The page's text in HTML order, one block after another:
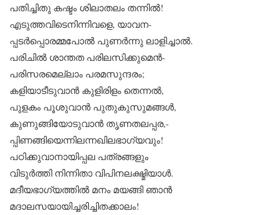
പതിച്ചിതു കഷ്ടം ശിലാതലം തന്നിൽ!
എടുത്തവിടെനിന്നിവളെ, യാവന-
പ്പടർപ്പൊരമ്മപോൽ പുണർന്നു ലാളിച്ചാൽ.
പരിചിൽ ശാന്തത പരിലസിക്കുമെൻ-
പരിസരമെല്ലാം പരമസുന്ദരം;
കളിയാടീടുവാൻ കുളിരിളം തെന്നൽ,
പുളകം പൂശുവാൻ പുതുകുസുമങ്ങൾ,
കുണുങ്ങിയോടുവാൻ തൃണതലപ്പര,-
പ്പിണങ്ങിയെന്നിലന്നഖിലഭാഗ്യവും!
പഠിക്കുവാനായിപ്പല പത്രങ്ങളും
വിടുർത്തി നിന്നിതാ വിപിനലക്ഷ്മിയാൾ.
മദീയഭാഗ്യത്തിൽ മനം മയങ്ങി ഞാൻ
മദാലസയായിച്ചരിച്ചിതക്കാലം!